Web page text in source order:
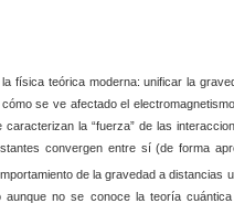
física teórica moderna: unificar la
se ve afectado el
caracterizan la “fuerza” de las
convergen entre sí (de forma
de la gravedad a distancias
aunque no se conoce la teoría